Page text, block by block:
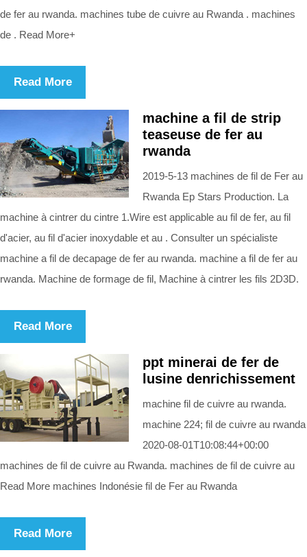
de fer au rwanda. machines tube de cuivre au Rwanda . machines
de . Read More+
Read More
machine a fil de strip
teaseuse de fer au
rwanda
2019-5-13 machines de fil de Fer au
Rwanda Ep Stars Production. La
machine à cintrer du cintre 1.Wire est applicable au fil de fer, au fil
d'acier, au fil d'acier inoxydable et au . Consulter un spécialiste
machine a fil de decapage de fer au rwanda. machine a fil de fer au
rwanda. Machine de formage de fil, Machine à cintrer les fils 2D3D.
Read More
ppt minerai de fer de
lusine denrichissement
machine fil de cuivre au rwanda.
machine 224; fil de cuivre au rwanda
2020-08-01T10:08:44+00:00
machines de fil de cuivre au Rwanda. machines de fil de cuivre au
Read More machines Indonésie fil de Fer au Rwanda
Read More